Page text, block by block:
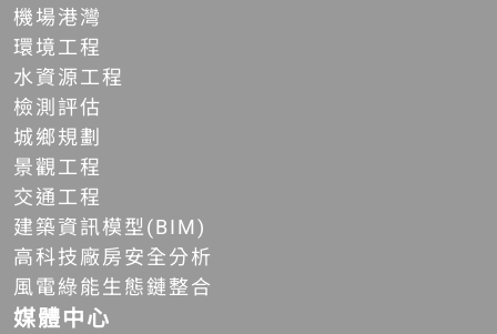
機場港灣
環境工程
水資源工程
檢測評估
城鄉規劃
景觀工程
交通工程
建築資訊模型(BIM)
高科技廠房安全分析
風電綠能生態鏈整合
媒體中心